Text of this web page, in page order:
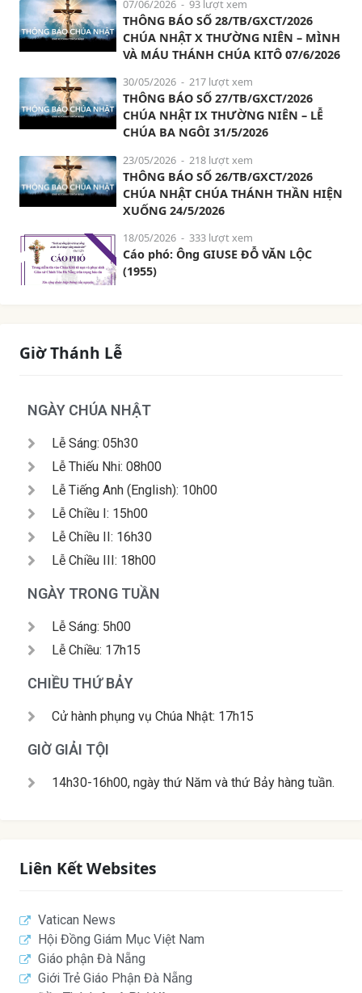
07/06/2026 - 93 lượt xem
THÔNG BÁO SỐ 28/TB/GXCT/2026
CHÚA NHẬT X THƯỜNG NIÊN – MÌNH
VÀ MÁU THÁNH CHÚA KITÔ 07/6/2026
30/05/2026 - 217 lượt xem
THÔNG BÁO SỐ 27/TB/GXCT/2026
CHÚA NHẬT IX THƯỜNG NIÊN – LỄ
CHÚA BA NGÔI 31/5/2026
23/05/2026 - 218 lượt xem
THÔNG BÁO SỐ 26/TB/GXCT/2026
CHÚA NHẬT CHÚA THÁNH THẦN HIỆN
XUỐNG 24/5/2026
18/05/2026 - 333 lượt xem
Cáo phó: Ông GIUSE ĐỖ VĂN LỘC
(1955)
Giờ Thánh Lễ
NGÀY CHÚA NHẬT
Lễ Sáng: 05h30
Lễ Thiếu Nhi: 08h00
Lễ Tiếng Anh (English): 10h00
Lễ Chiều I: 15h00
Lễ Chiều II: 16h30
Lễ Chiều III: 18h00
NGÀY TRONG TUẦN
Lễ Sáng: 5h00
Lễ Chiều: 17h15
CHIỀU THỨ BẢY
Cử hành phụng vụ Chúa Nhật: 17h15
GIỜ GIẢI TỘI
14h30-16h00, ngày thứ Năm và thứ Bảy hàng tuần.
Liên Kết Websites
Vatican News
Hội Đồng Giám Mục Việt Nam
Giáo phận Đà Nẵng
Giới Trẻ Giáo Phận Đà Nẵng